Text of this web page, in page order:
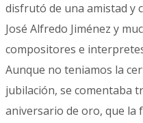
disfrutó de una amistad y
José Alfredo Jiménez y
compositores e
Aunque no teniamos la
jubilación, se comentaba
aniversario de oro, que la